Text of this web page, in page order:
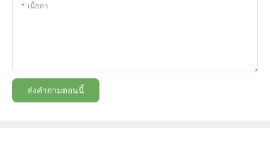
เนื้อหา
ส่งคำถามตอนนี้